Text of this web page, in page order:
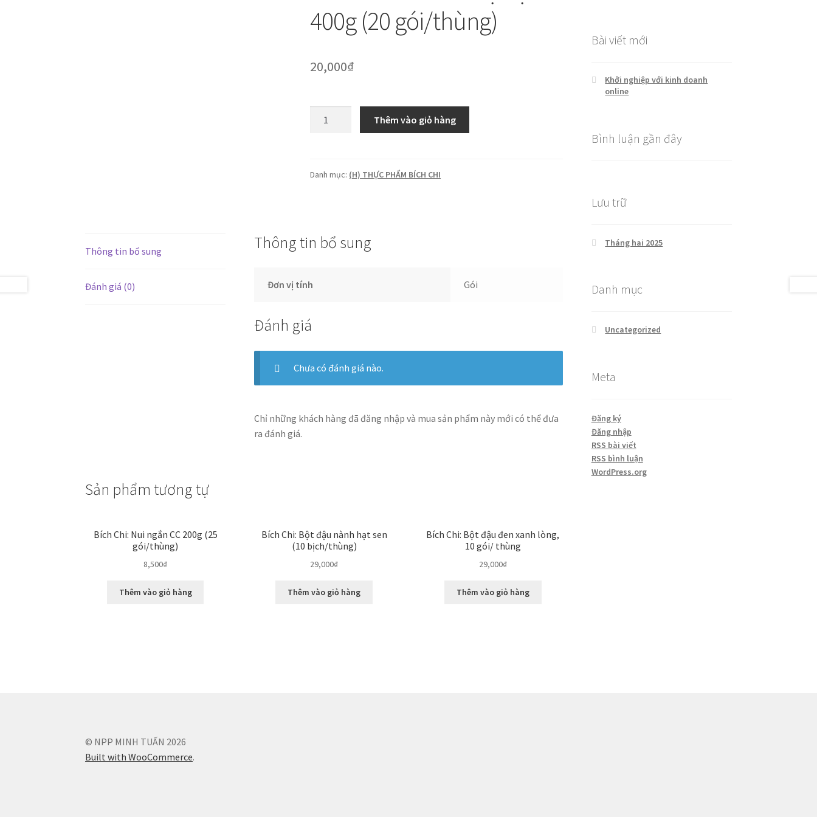
400g (20 gói/thùng)
20,000₫
bột
gói/thùng)
số
Thêm vào giỏ hàng
Danh mục: (H) THỰC PHẨM BÍCH CHI
Thông tin bổ sung
Đánh giá (0)
Thông tin bổ sung
Đơn vị tính Gói
Đánh giá
Chưa có đánh giá nào.
Chỉ những khách hàng đã đăng nhập và mua sản phẩm này mới có thể đưa
ra đánh giá.
Sản phẩm tương tự
Bích Chi: Nui ngắn CC 200g (25
gói/thùng)
8,500₫
Thêm vào giỏ hàng
Bích Chi: Bột đậu nành hạt sen
(10 bịch/thùng)
29,000₫
Thêm vào giỏ hàng
Bích Chi: Bột đậu đen xanh lòng,
10 gói/ thùng
29,000₫
Thêm vào giỏ hàng
Bài viết mới
Khởi nghiệp với kinh doanh
online
Bình luận gần đây
Lưu trữ
Tháng hai 2025
Danh mục
Uncategorized
Meta
Đăng ký
Đăng nhập
RSS bài viết
RSS bình luận
WordPress.org
© NPP MINH TUẤN 2026
Built with WooCommerce.